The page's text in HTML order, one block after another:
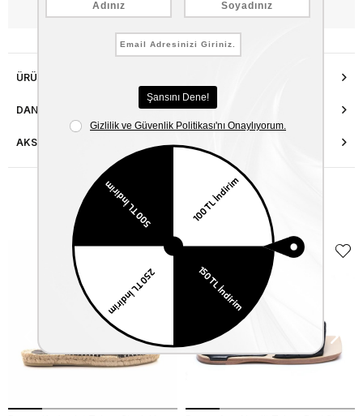
WhatsApp’tan Bilgi Al
ÜRÜN ÖZELLIKLERI
DANIŞMA HATTI
AKSESUAR ONARIMI
Benzer Ürünler